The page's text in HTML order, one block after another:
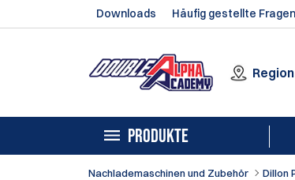
Downloads Häufig gestellte Fragen
Region
PRODUKTE
Nachlademaschinen und Zubehör Dillon